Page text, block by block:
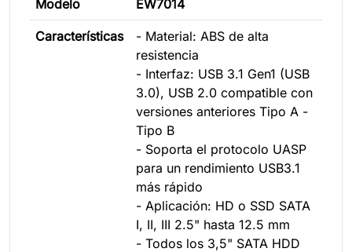
Modelo EW7014
Características
- Material: ABS de alta
resistencia
- Interfaz: USB 3.1 Gen1 (USB
3.0), USB 2.0 compatible con
versiones anteriores Tipo A -
Tipo B
- Soporta el protocolo UASP
para un rendimiento USB3.1
más rápido
- Aplicación: HD o SSD SATA
I, II, III 2.5" hasta 12.5 mm
- Todos los 3,5" SATA HDD